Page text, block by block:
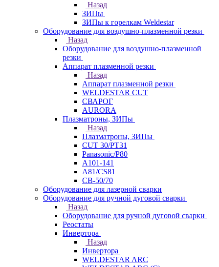
Назад
ЗИПы
ЗИПы к горелкам Weldestar
Оборудование для воздушно-плазменной резки
Назад
Оборудование для воздушно-плазменной
резки
Аппарат плазменной резки
Назад
Аппарат плазменной резки
WELDESTAR CUT
СВАРОГ
AURORA
Плазматроны, ЗИПы
Назад
Плазматроны, ЗИПы
CUT 30/PT31
Panasonic/P80
А101-141
А81/CS81
СВ-50/70
Оборудование для лазерной сварки
Оборудование для ручной дуговой сварки
Назад
Оборудование для ручной дуговой сварки
Реостаты
Инвертора
Назад
Инвертора
WELDESTAR ARC